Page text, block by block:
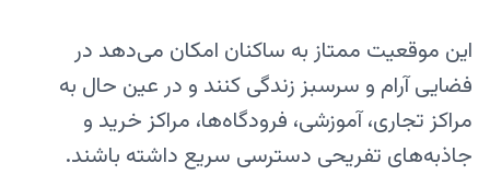
این موقعیت ممتاز به ساکنان امکان می‌دهد در
فضایی آرام و سرسبز زندگی کنند و در عین حال به
مراکز تجاری، آموزشی، فرودگاه‌ها، مراکز خرید و
جاذبه‌های تفریحی دسترسی سریع داشته باشند.